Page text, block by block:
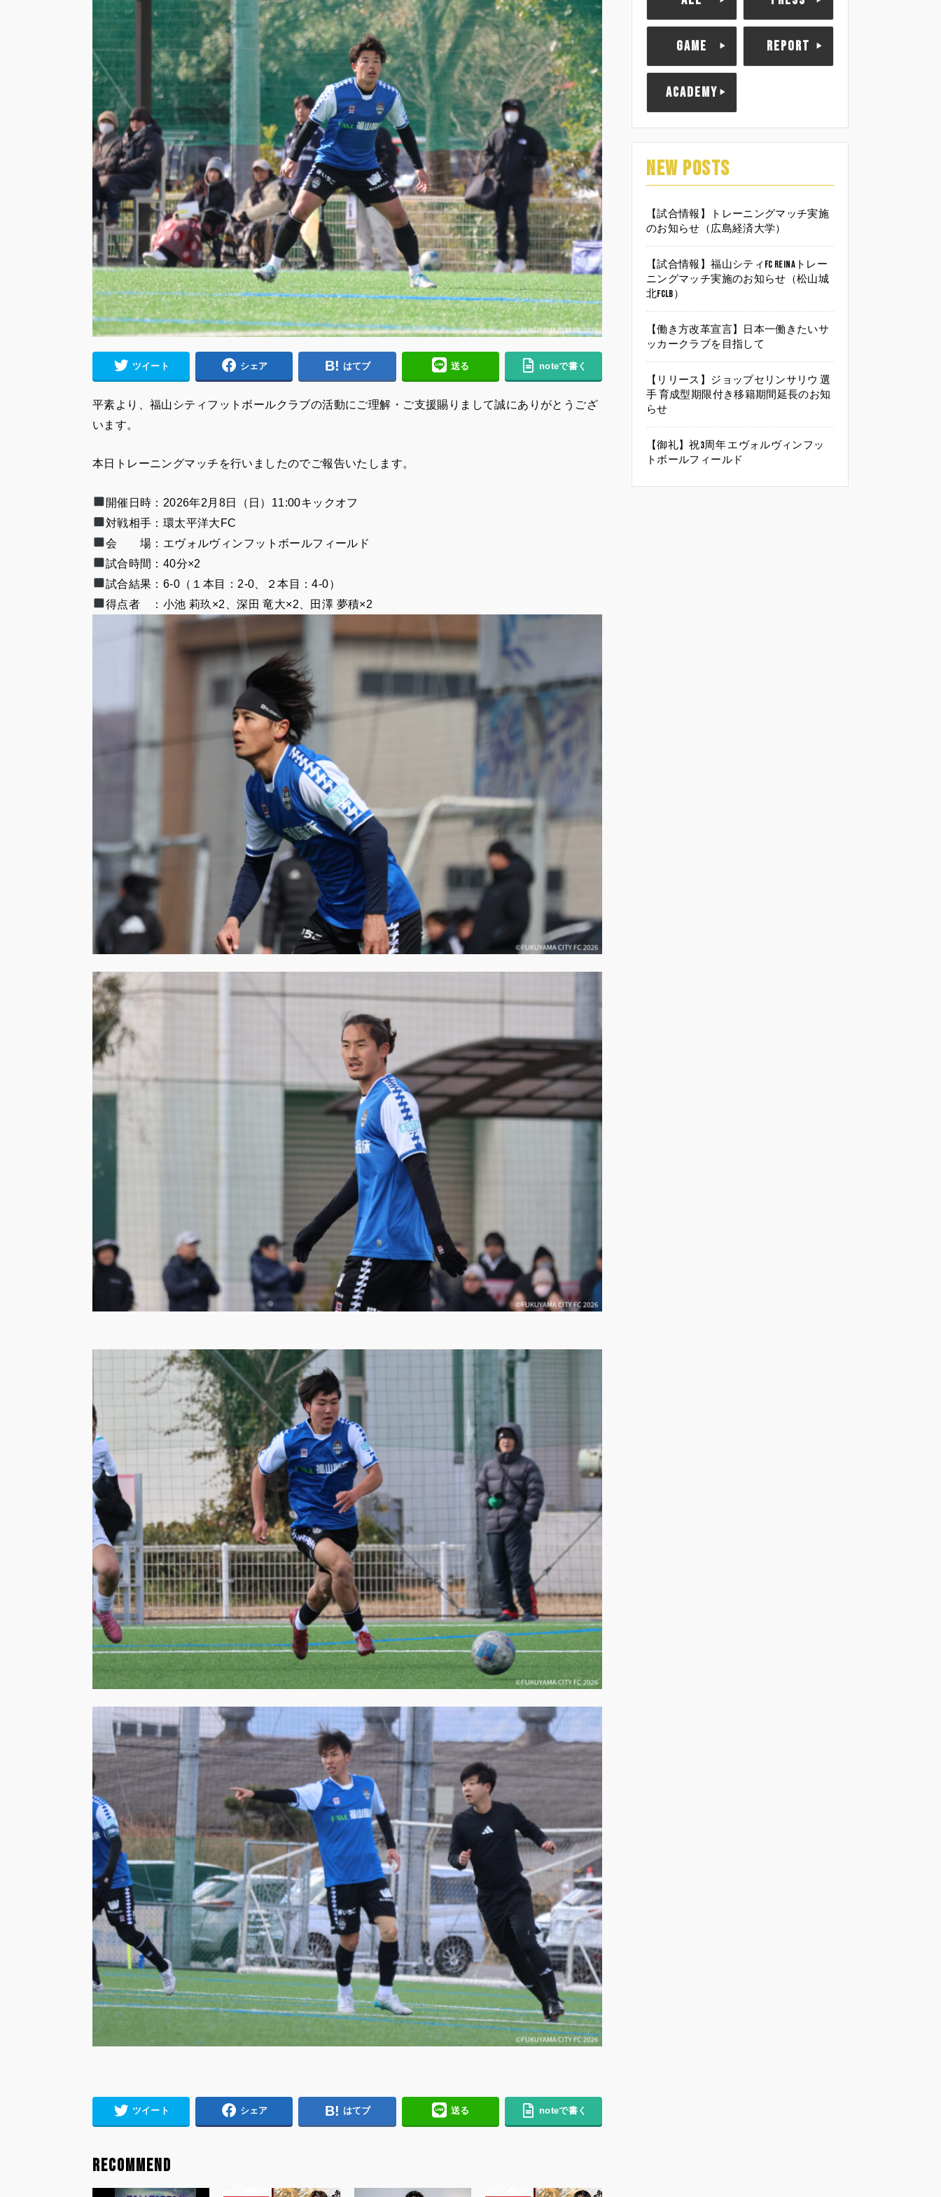
ツイート シェア はてブ 送る noteで書く
平素より、福山シティフットボールクラブの活動にご理解・ご支援賜りまして誠にありがとうござ
います。
本日トレーニングマッチを行いましたのでご報告いたします。
開催日時： 2026年2月8日（日） 11:00キックオフ
対戦相手：環太平洋大FC
会 場：エヴォルヴィンフットボールフィールド
試合時間：40分×2
試合結果：6-0（１本目：2-0、２本目：4-0）
得点者 ：小池 莉玖×2、深田 竜大×2、 田澤 夢積×2
ツイート シェア はてブ 送る noteで書く
RECOMMEND
GAME REPORT
ACADEMY
NEW POSTS
【試合情報】トレーニングマッチ実施
のお知らせ（広島経済大学）
【試合情報】福山シティFC Reinaトレー
ニングマッチ実施のお知らせ（松山城
北FCLB）
【働き方改革宣言】日本一働きたいサ
ッカークラブを目指して
【リリース】ジョップセリンサリウ 選
手 育成型期限付き移籍期間延長のお知
らせ
【御礼】祝3周年 エヴォルヴィンフッ
トボールフィールド